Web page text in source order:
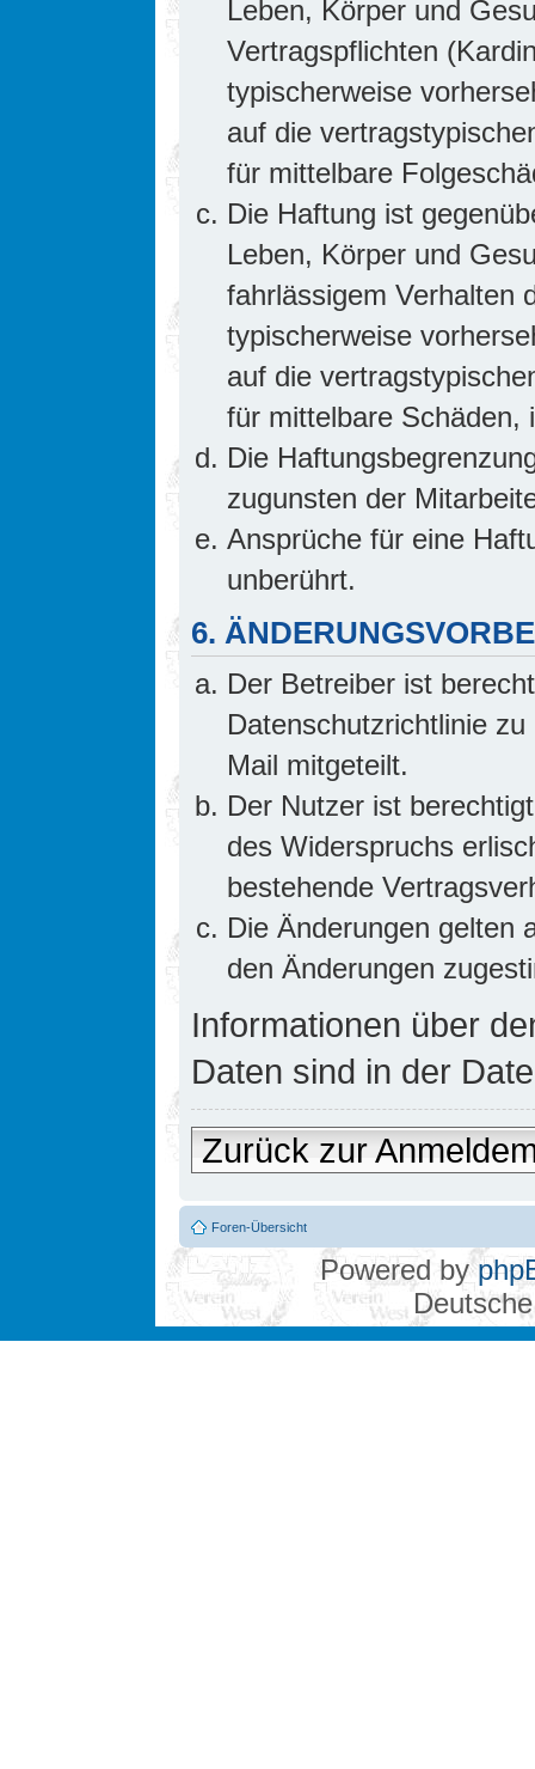
Leben, Körper und
Vertragspflichten
typischerweise
auf die
für mittelbare
Die Haftung ist
Leben, Körper und
fahrlässigem Verhalten
typischerweise
auf die
für mittelbare Schäden,
Die
zugunsten der
Ansprüche für eine
unberührt.
6.
Der Betreiber ist
Datenschutzrichtlinie
Mail mitgeteilt.
Der Nutzer ist
des Widerspruchs
bestehende
Die Änderungen gelten
den Änderungen
Informationen über
Daten sind in der
Zurück zur
Foren-Übersicht
Powered by